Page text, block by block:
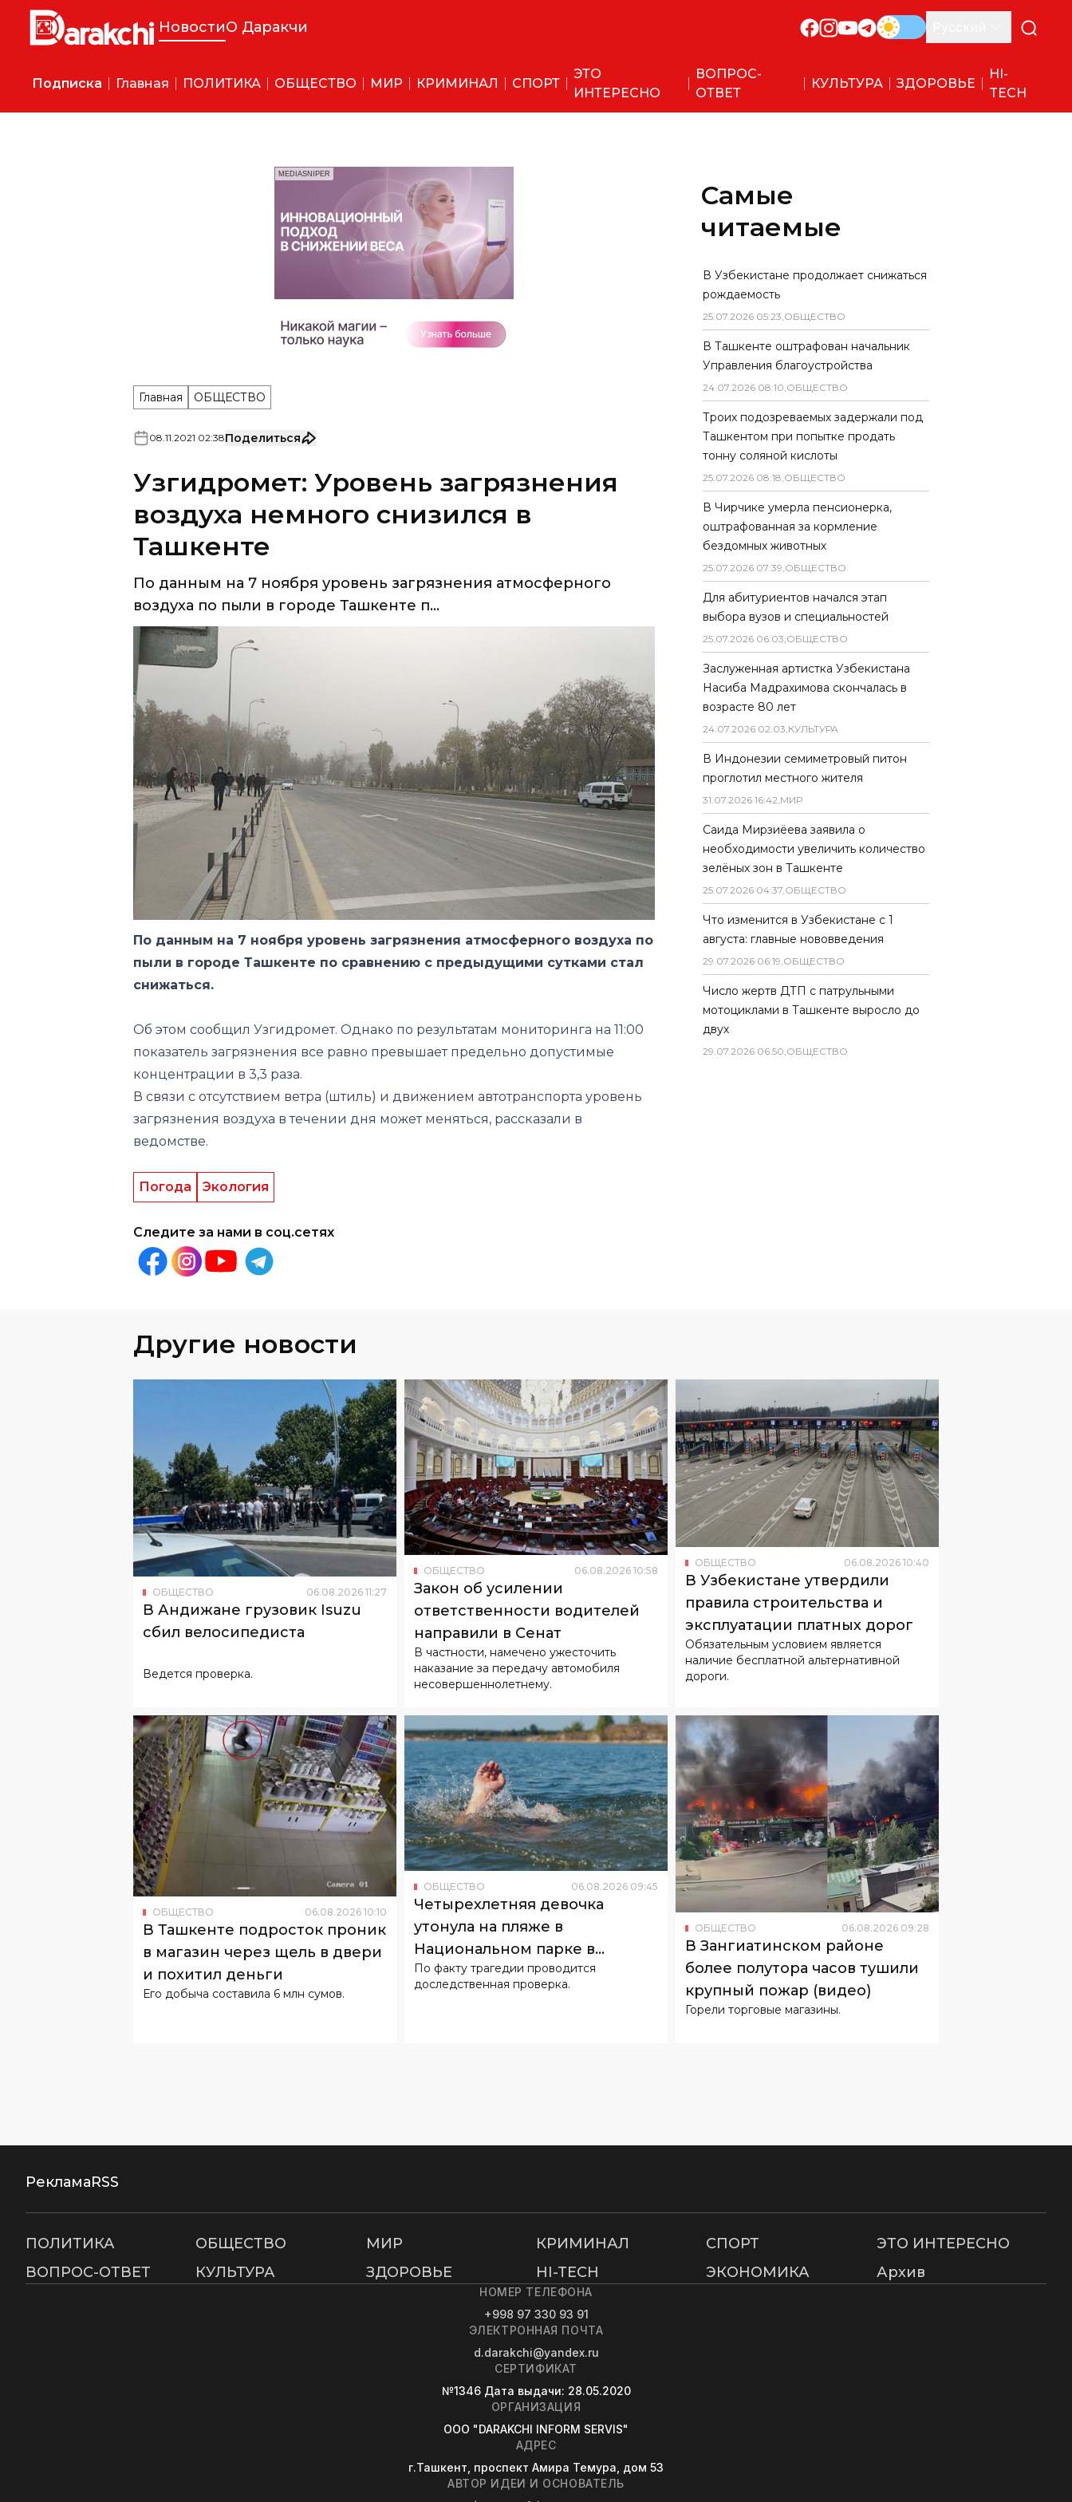
НовостиО Даракчи
Подписка Главная ПОЛИТИКА ОБЩЕСТВО МИР КРИМИНАЛ СПОРТ
ЭТО
ИНТЕРЕСНО
ВОПРОС-
ОТВЕТ
КУЛЬТУРА ЗДОРОВЬЕ
HI-
TECH
MEDIASNIPER
Главная ОБЩЕСТВО
08.11.2021 02:38Поделиться
Узгидромет: Уровень загрязнения
воздуха немного снизился в
Ташкенте
По данным на 7 ноября уровень загрязнения атмосферного
воздуха по пыли в городе Ташкенте п...
По данным на 7 ноября уровень загрязнения атмосферного воздуха по
пыли в городе Ташкенте по сравнению с предыдущими сутками стал
снижаться.
Об этом сообщил Узгидромет. Однако по результатам мониторинга на 11:00
показатель загрязнения все равно превышает предельно допустимые
концентрации в 3,3 раза.
В связи с отсутствием ветра (штиль) и движением автотранспорта уровень
загрязнения воздуха в течении дня может меняться, рассказали в
ведомстве.
Погода Экология
Следите за нами в соц.сетях
Самые
читаемые
В Узбекистане продолжает снижаться
рождаемость
25.07.2026 05:23,ОБЩЕСТВО
В Ташкенте оштрафован начальник
Управления благоустройства
24.07.2026 08:10,ОБЩЕСТВО
Троих подозреваемых задержали под
Ташкентом при попытке продать
тонну соляной кислоты
25.07.2026 08:18,ОБЩЕСТВО
В Чирчике умерла пенсионерка,
оштрафованная за кормление
бездомных животных
25.07.2026 07:39,ОБЩЕСТВО
Для абитуриентов начался этап
выбора вузов и специальностей
25.07.2026 06:03,ОБЩЕСТВО
Заслуженная артистка Узбекистана
Насиба Мадрахимова скончалась в
возрасте 80 лет
24.07.2026 02:03,КУЛЬТУРА
В Индонезии семиметровый питон
проглотил местного жителя
31.07.2026 16:42,МИР
Саида Мирзиёева заявила о
необходимости увеличить количество
зелёных зон в Ташкенте
25.07.2026 04:37,ОБЩЕСТВО
Что изменится в Узбекистане с 1
августа: главные нововведения
29.07.2026 06:19,ОБЩЕСТВО
Число жертв ДТП с патрульными
мотоциклами в Ташкенте выросло до
двух
29.07.2026 06:50,ОБЩЕСТВО
Другие новости
ОБЩЕСТВО 06.08.2026 11:27
В Андижане грузовик Isuzu
сбил велосипедиста
Ведется проверка.
ОБЩЕСТВО 06.08.2026 10:58
Закон об усилении
ответственности водителей
направили в Сенат
В частности, намечено ужесточить
наказание за передачу автомобиля
несовершеннолетнему.
ОБЩЕСТВО 06.08.2026 10:40
В Узбекистане утвердили
правила строительства и
эксплуатации платных дорог
Обязательным условием является
наличие бесплатной альтернативной
дороги.
ОБЩЕСТВО 06.08.2026 10:10
В Ташкенте подросток проник
в магазин через щель в двери
и похитил деньги
Его добыча составила 6 млн сумов.
ОБЩЕСТВО 06.08.2026 09:45
Четырехлетняя девочка
утонула на пляже в
Национальном парке в
Ташкенте
По факту трагедии проводится
доследственная проверка.
ОБЩЕСТВО 06.08.2026 09:28
В Зангиатинском районе
более полутора часов тушили
крупный пожар (видео)
Горели торговые магазины.
РекламаRSS
ПОЛИТИКА ОБЩЕСТВО МИР КРИМИНАЛ СПОРТ
ЭТО ИНТЕРЕСНО
ВОПРОС-ОТВЕТ
КУЛЬТУРА ЗДОРОВЬЕ HI-TECH ЭКОНОМИКА Архив
НОМЕР ТЕЛЕФОНА
+998 97 330 93 91
ЭЛЕКТРОННАЯ ПОЧТА
d.darakchi@yandex.ru
СЕРТИФИКАТ
№1346 Дата выдачи: 28.05.2020
ОРГАНИЗАЦИЯ
OOO "DARAKCHI INFORM SERVIS"
АДРЕС
г.Ташкент, проспект Амира Темура, дом 53
АВТОР ИДЕИ И ОСНОВАТЕЛЬ